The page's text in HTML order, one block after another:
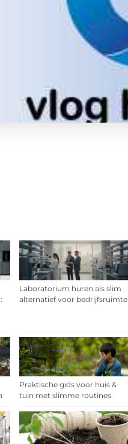
Laboratorium huren als slim
alternatief voor bedrijfsruimte
Praktische gids voor huis &
tuin met slimme routines